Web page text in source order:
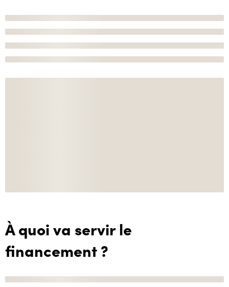
À quoi va servir le
financement ?